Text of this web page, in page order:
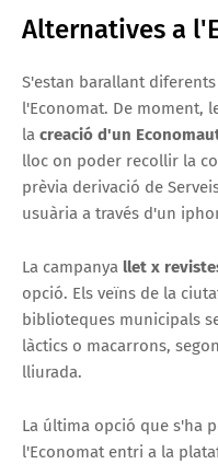
Alternatives a
S'estan barallant
l'Economat. De moment,
la creació d'un
lloc on poder recollir la
prèvia derivació de
usuària a través d'un
La campanya llet x
opció. Els veïns de la
biblioteques municipals
làctics o macarrons,
lliurada.
La última opció que s'ha
l'Economat entri a la